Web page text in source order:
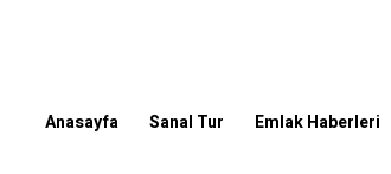
Anasayfa Sanal Tur Emlak Haberleri